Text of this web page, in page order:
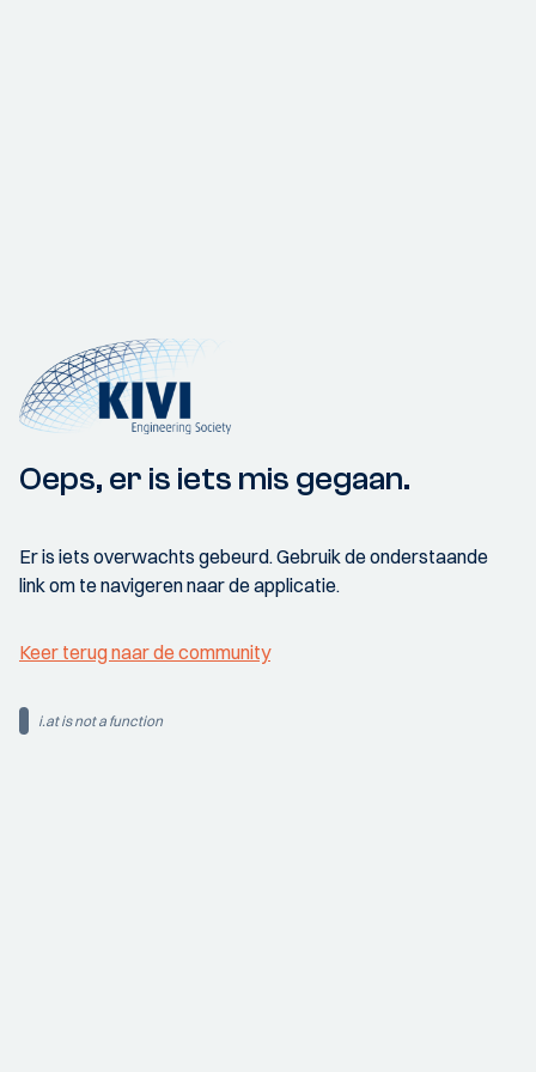
Oeps, er is iets mis gegaan.
Er is iets overwachts gebeurd. Gebruik de onderstaande
link om te navigeren naar de applicatie.
Keer terug naar de community
i.at is not a function